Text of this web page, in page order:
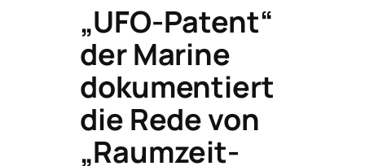
„UFO-Patent“
der Marine
dokumentiert
die Rede von
„Raumzeit-